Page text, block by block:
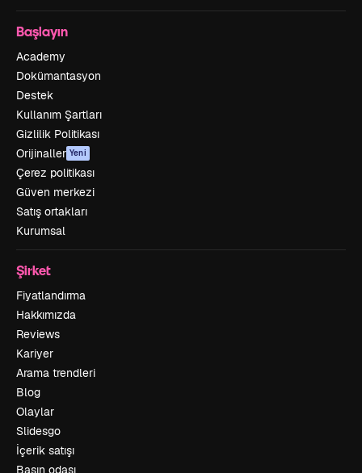
Başlayın
Academy
Dokümantasyon
Destek
Kullanım Şartları
Gizlilik Politikası
Orijinaller Yeni
Çerez politikası
Güven merkezi
Satış ortakları
Kurumsal
Şirket
Fiyatlandırma
Hakkımızda
Reviews
Kariyer
Arama trendleri
Blog
Olaylar
Slidesgo
İçerik satışı
Basın odası